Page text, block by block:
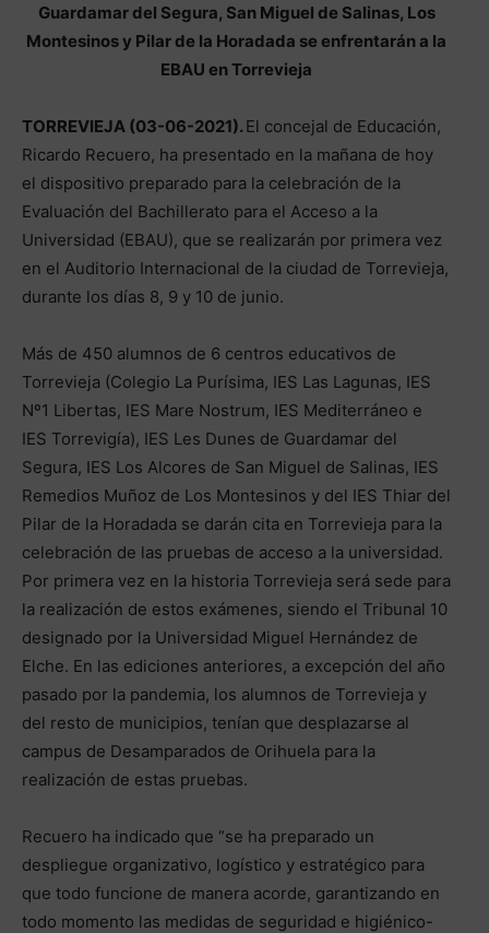
Guardamar del Segura, San Miguel de Salinas, Los
Montesinos y Pilar de la Horadada se enfrentarán a la
EBAU en Torrevieja
TORREVIEJA (03-06-2021). El concejal de Educación,
Ricardo Recuero, ha presentado en la mañana de hoy
el dispositivo preparado para la celebración de la
Evaluación del Bachillerato para el Acceso a la
Universidad (EBAU), que se realizarán por primera vez
en el Auditorio Internacional de la ciudad de Torrevieja,
durante los días 8, 9 y 10 de junio.
Más de 450 alumnos de 6 centros educativos de
Torrevieja (Colegio La Purísima, IES Las Lagunas, IES
Nº1 Libertas, IES Mare Nostrum, IES Mediterráneo e
IES Torrevigía), IES Les Dunes de Guardamar del
Segura, IES Los Alcores de San Miguel de Salinas, IES
Remedios Muñoz de Los Montesinos y del IES Thiar del
Pilar de la Horadada se darán cita en Torrevieja para la
celebración de las pruebas de acceso a la universidad.
Por primera vez en la historia Torrevieja será sede para
la realización de estos exámenes, siendo el Tribunal 10
designado por la Universidad Miguel Hernández de
Elche. En las ediciones anteriores, a excepción del año
pasado por la pandemia, los alumnos de Torrevieja y
del resto de municipios, tenían que desplazarse al
campus de Desamparados de Orihuela para la
realización de estas pruebas.
Recuero ha indicado que “se ha preparado un
despliegue organizativo, logístico y estratégico para
que todo funcione de manera acorde, garantizando en
todo momento las medidas de seguridad e higiénico-